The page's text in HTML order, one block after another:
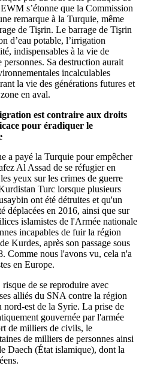
s’étonne que la Commission
remarque à la Turquie, même
de Tişrin. Le barrage de Tişrin
d’eau potable, l’irrigation
indispensables à la vie de
Sa destruction aurait
incalculables
la vie des générations futures et
en aval.
est contraire aux droits
pour éradiquer le
a payé la Turquie pour empêcher
Al Assad de se réfugier en
yeux sur les crimes de guerre
Turc lorsque plusieurs
ont été détruites et qu'un
déplacées en 2016, ainsi que sur
islamistes de l'Armée nationale
incapables de fuir la région
Kurdes, après son passage sous
Comme nous l'avons vu, cela n'a
en Europe.
de se reproduire avec
alliés du SNA contre la région
est de la Syrie. La prise de
gouvernée par l'armée
de milliers de civils, le
de milliers de personnes ainsi
Daech (État islamique), dont la